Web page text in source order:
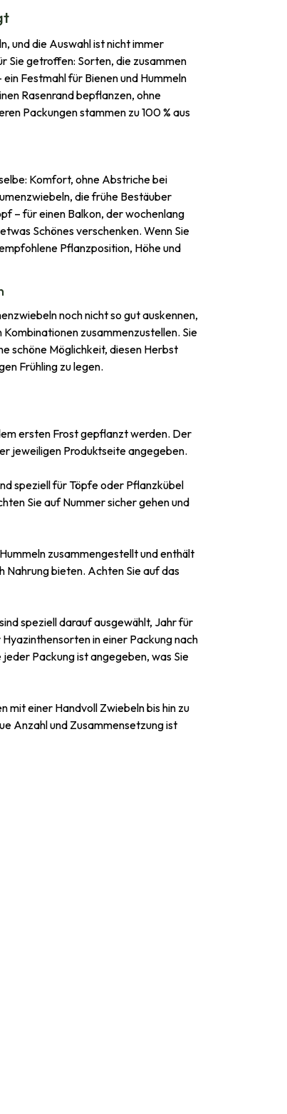
und die Auswahl ist nicht immer
Sie getroffen: Sorten, die zusammen
Festmahl für Bienen und Hummeln
Rasenrand bepflanzen, ohne
Packungen stammen zu 100 % aus
Komfort, ohne Abstriche bei
die frühe Bestäuber
– für einen Balkon, der wochenlang
Schönes verschenken. Wenn Sie
Pflanzposition, Höhe und
noch nicht so gut auskennen,
zusammenzustellen. Sie
schöne Möglichkeit, diesen Herbst
Frühling zu legen.
ersten Frost gepflanzt werden. Der
jeweiligen Produktseite angegeben.
speziell für Töpfe oder Pflanzkübel
Sie auf Nummer sicher gehen und
zusammengestellt und enthält
Nahrung bieten. Achten Sie auf das
speziell darauf ausgewählt, Jahr für
in einer Packung nach
Packung ist angegeben, was Sie
mit einer Handvoll Zwiebeln bis hin zu
Anzahl und Zusammensetzung ist